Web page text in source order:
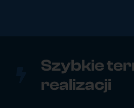
Szybkie
realizacji